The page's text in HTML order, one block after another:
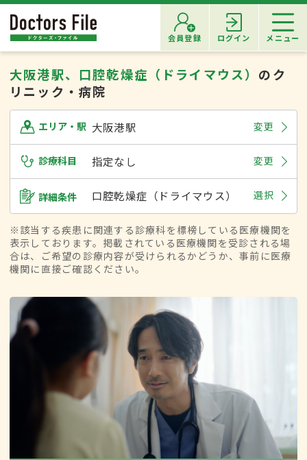
会員登録 ログイン メニュー
大阪港駅、口腔乾燥症（ドライマウス） のク
リニック・病院
エリア・駅 大阪港駅 変更
診療科目 指定なし 変更
詳細条件 口腔乾燥症（ドライマウス） 選択
※該当する疾患に関連する診療科を標榜している医療機関を
表示しております。掲載されている医療機関を受診される場
合は、ご希望の診療内容が受けられるかどうか、事前に医療
機関に直接ご確認ください。